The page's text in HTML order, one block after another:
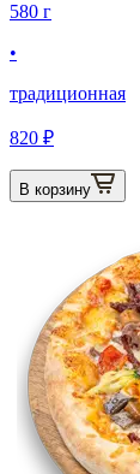
580 г
•
традиционная
820 ₽
В корзину